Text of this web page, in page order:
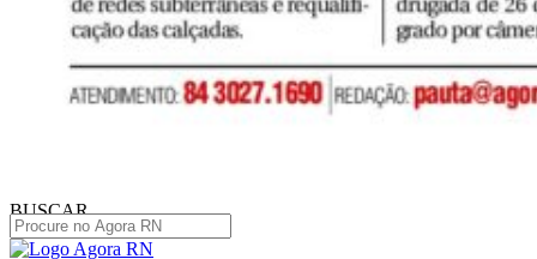
BUSCAR